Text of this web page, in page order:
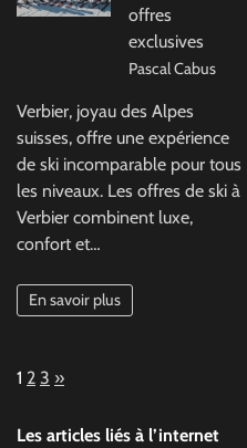
offres
exclusives
Pascal Cabus
Verbier, joyau des Alpes
suisses, offre une expérience
de ski incomparable pour tous
les niveaux. Les offres de ski à
Verbier combinent luxe,
confort et…
En savoir plus
Page:
1 2 3 Next
»
Les articles liés à l’internet